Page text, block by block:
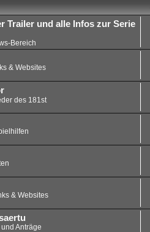
Trailer und alle Infos zur Serie
Bereich
& Websites
des 181st
& Websites
Anträge